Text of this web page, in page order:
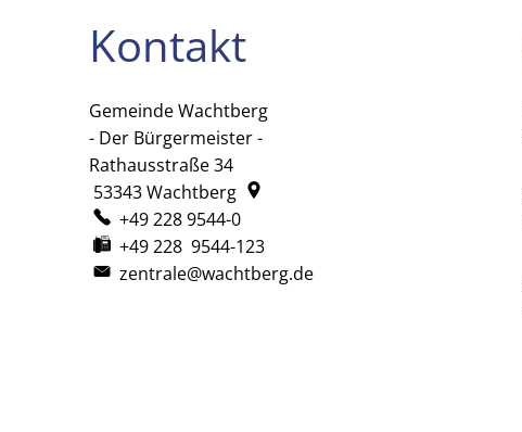
Kontakt
Gemeinde Wachtberg
- Der Bürgermeister -
Rathausstraße 34
53343Wachtberg
+49 228 9544-0
+49 228 9544-123
zentrale@wachtberg.de